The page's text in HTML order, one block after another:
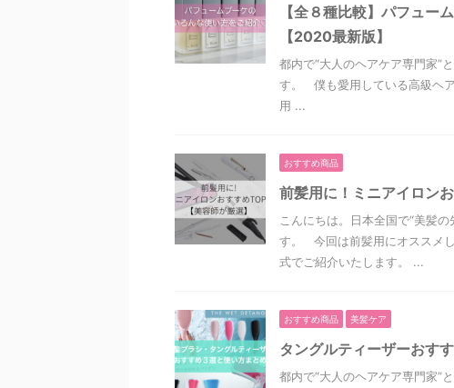
【全８種比較】パフュー
【2020最新版】
都内で“大人のヘアケア専門家”
す。 僕も愛用している高級ヘ
用 ...
おすすめ商品
前髪用に！ミニアイロン
こんにちは。日本全国で“美髪
す。 今回は前髪用にオススメ
式でご紹介いたします。 ...
おすすめ商品 美髪ケア
タングルティーザーおす
都内で“大人のヘアケア専門家”